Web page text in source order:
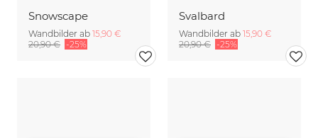
Snowscape
Wandbilder ab 15,90 €
20,90 € -25%
Svalbard
Wandbilder ab 15,90 €
20,90 € -25%